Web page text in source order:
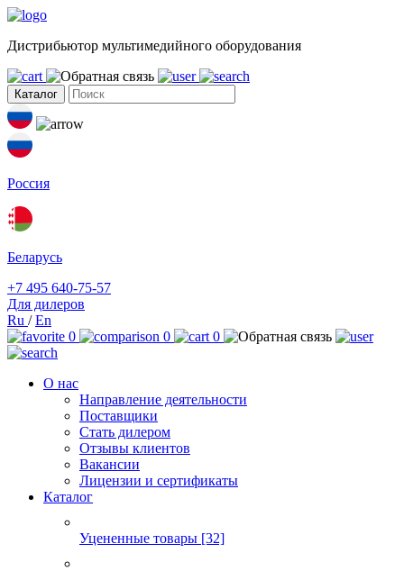
Дистрибьютор мультимедийного оборудования
Каталог
Россия
Беларусь
+7 495 640-75-57
Для дилеров
Ru /En
0
0 0
О нас
Направление деятельности
Поставщики
Стать дилером
Отзывы клиентов
Вакансии
Лицензии и сертификаты
Каталог
Уцененные товары [32]